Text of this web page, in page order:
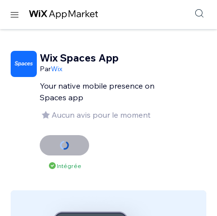
Wix Spaces App
ParWix
Your native mobile presence on
Spaces app
Aucun avis pour le moment
Intégrée